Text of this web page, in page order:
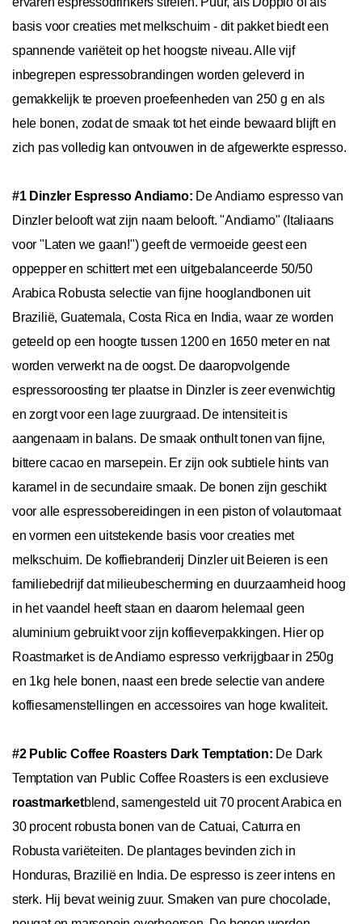
basis voor creaties met melkschuim - dit pakket biedt een
spannende variëteit op het hoogste niveau. Alle vijf
inbegrepen espressobrandingen worden geleverd in
gemakkelijk te proeven proefeenheden van 250 g en als
hele bonen, zodat de smaak tot het einde bewaard blijft en
zich pas volledig kan ontvouwen in de afgewerkte espresso.
#1 Dinzler Espresso Andiamo: De Andiamo espresso van
Dinzler belooft wat zijn naam belooft. "Andiamo" (Italiaans
voor "Laten we gaan!") geeft de vermoeide geest een
oppepper en schittert met een uitgebalanceerde 50/50
Arabica Robusta selectie van fijne hooglandbonen uit
Brazilië, Guatemala, Costa Rica en India, waar ze worden
geteeld op een hoogte tussen 1200 en 1650 meter en nat
worden verwerkt na de oogst. De daaropvolgende
espressoroosting ter plaatse in Dinzler is zeer evenwichtig
en zorgt voor een lage zuurgraad. De intensiteit is
aangenaam in balans. De smaak onthult tonen van fijne,
bittere cacao en marsepein. Er zijn ook subtiele hints van
karamel in de secundaire smaak. De bonen zijn geschikt
voor alle espressobereidingen in een piston of volautomaat
en vormen een uitstekende basis voor creaties met
melkschuim. De koffiebranderij Dinzler uit Beieren is een
familiebedrijf dat milieubescherming en duurzaamheid hoog
in het vaandel heeft staan en daarom helemaal geen
aluminium gebruikt voor zijn koffieverpakkingen. Hier op
Roastmarket is de Andiamo espresso verkrijgbaar in 250g
en 1kg hele bonen, naast een brede selectie van andere
koffiesamenstellingen en accessoires van hoge kwaliteit.
#2 Public Coffee Roasters Dark Temptation: De Dark
Temptation van Public Coffee Roasters is een exclusieve
roastmarketblend, samengesteld uit 70 procent Arabica en
30 procent robusta bonen van de Catuai, Caturra en
Robusta variëteiten. De plantages bevinden zich in
Honduras, Brazilië en India. De espresso is zeer intens en
sterk. Hij bevat weinig zuur. Smaken van pure chocolade,